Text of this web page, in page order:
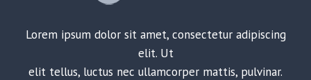
Lorem ipsum dolor sit amet, consectetur adipiscing
elit. Ut
elit tellus, luctus nec ullamcorper mattis, pulvinar.